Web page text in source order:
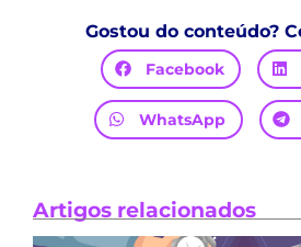
Gostou do conteúdo?
Facebook
WhatsApp
Artigos relacionados